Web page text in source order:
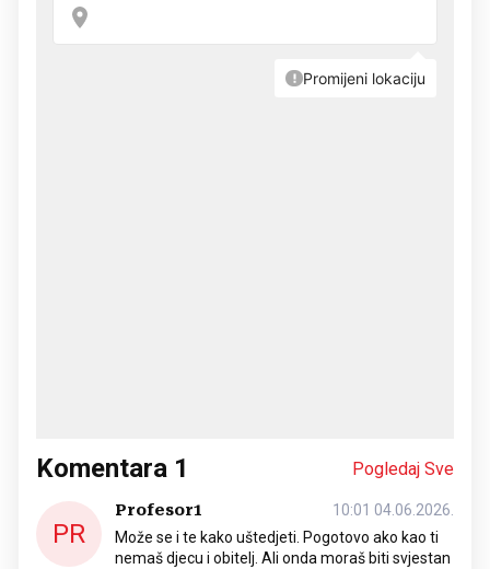
Komentara 1 Pogledaj Sve
PR
Profesor1
10:01 04.06.2026.
Može se i te kako uštedjeti. Pogotovo ako kao ti
nemaš djecu i obitelj. Ali onda moraš biti svjestan